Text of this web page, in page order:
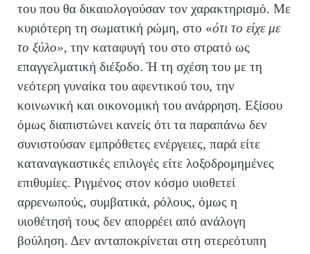
του που θα δικαιολογούσαν τον χαρακτηρισμό. Με
κυριότερη τη σωματική ρώμη, στο «ότι το είχε με
το ξύλο», την καταφυγή του στο στρατό ως
επαγγελματική διέξοδο. Ή τη σχέση του με τη
νεότερη γυναίκα του αφεντικού του, την
κοινωνική και οικονομική του ανάρρηση. Εξίσου
όμως διαπιστώνει κανείς ότι τα παραπάνω δεν
συνιστούσαν εμπρόθετες ενέργειες, παρά είτε
καταναγκαστικές επιλογές είτε λοξοδρομημένες
επιθυμίες. Ριγμένος στον κόσμο υιοθετεί
αρρενωπούς, συμβατικά, ρόλους, όμως η
υιοθέτησή τους δεν απορρέει από ανάλογη
βούληση. Δεν ανταποκρίνεται στη στερεότυπη